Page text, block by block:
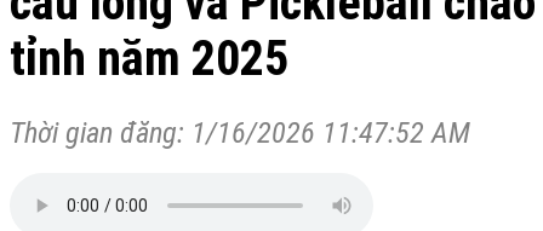
tỉnh năm 2025
Thời gian đăng: 1/16/2026 11:47:52 AM